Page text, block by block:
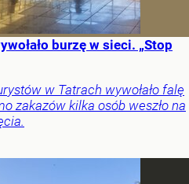
burzę w sieci. „Stop
w Tatrach wywołało falę
zakazów kilka osób weszło na